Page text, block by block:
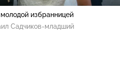
избранницей
Садчиков-младший